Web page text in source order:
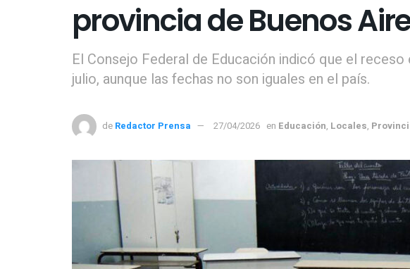
provincia de Buenos
El Consejo Federal de Educación indicó que el
julio, aunque las fechas no son iguales en el país.
de Redactor Prensa 27/04/2026 en Educación, Locales,